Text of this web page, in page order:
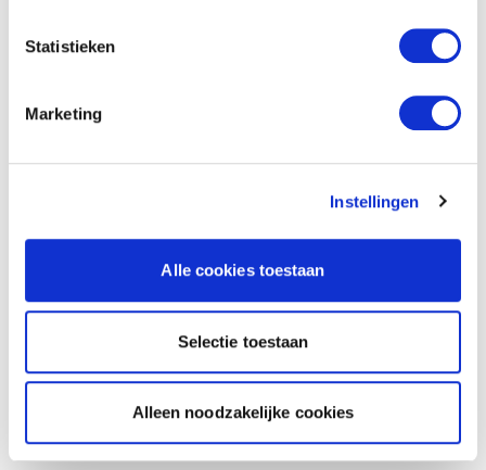
Statistieken
Marketing
Instellingen
Alle cookies toestaan
Selectie toestaan
Alleen noodzakelijke cookies